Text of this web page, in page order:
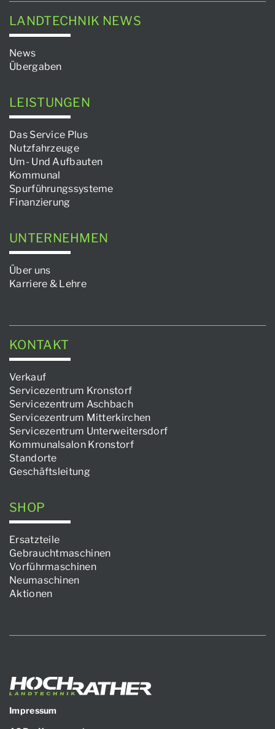
LANDTECHNIK NEWS
News
Übergaben
LEISTUNGEN
Das Service Plus
Nutzfahrzeuge
Um- Und Aufbauten
Kommunal
Spurführungssysteme
Finanzierung
UNTERNEHMEN
Über uns
Karriere & Lehre
KONTAKT
Verkauf
Servicezentrum Kronstorf
Servicezentrum Aschbach
Servicezentrum Mitterkirchen
Servicezentrum Unterweitersdorf
Kommunalsalon Kronstorf
Standorte
Geschäftsleitung
SHOP
Ersatzteile
Gebrauchtmaschinen
Vorführmaschinen
Neumaschinen
Aktionen
Impressum